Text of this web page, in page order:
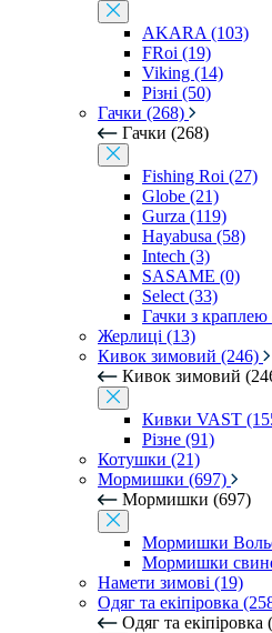
AKARA (103)
FRoi (19)
Viking (14)
Різні (50)
Гачки (268)
Гачки (268)
Fishing Roi (27)
Globe (21)
Gurza (119)
Hayabusa (58)
Intech (3)
SASAME (0)
Select (33)
Гачки з краплею
Жерлиці (13)
Кивок зимовий (246)
Кивок зимовий
Кивки VAST
Різне (91)
Котушки (21)
Мормишки (697)
Мормишки (697)
Мормишки
Мормишки
Намети зимові (19)
Одяг та екіпіровка
Одяг та екіпіровка